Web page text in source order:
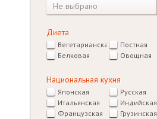
Не выбрано
Диета
Вегетарианская
Постная
Белковая
Овощная
Национальная кухня
Японская
Русская
Итальянская
Индийская
Французская
Грузинская